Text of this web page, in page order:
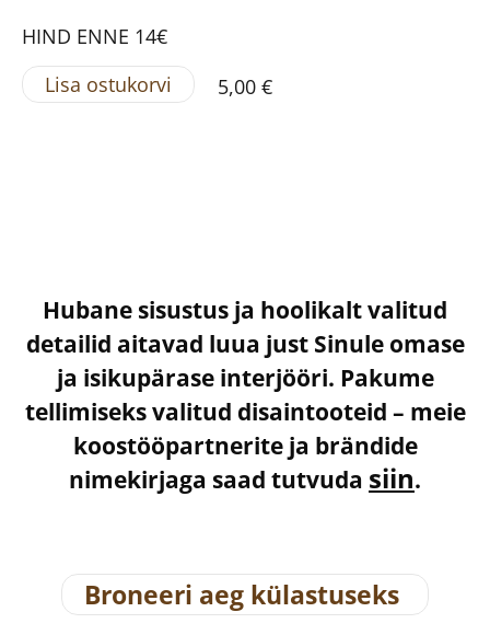
HIND ENNE 14€
Lisa ostukorvi
5,00 €
Hubane sisustus ja hoolikalt valitud
detailid aitavad luua just Sinule omase
ja isikupärase interjööri. Pakume
tellimiseks valitud disaintooteid – meie
koostööpartnerite ja brändide
nimekirjaga saad tutvuda siin.
Broneeri aeg külastuseks